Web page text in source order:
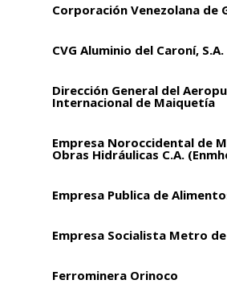
Corporación Venezolana de
CVG Aluminio del Caroní, S.A.
Dirección General del
Internacional de Maiquetía
Empresa Noroccidental de
Obras Hidráulicas C.A.
Empresa Publica de
Empresa Socialista Metro
Ferrominera Orinoco